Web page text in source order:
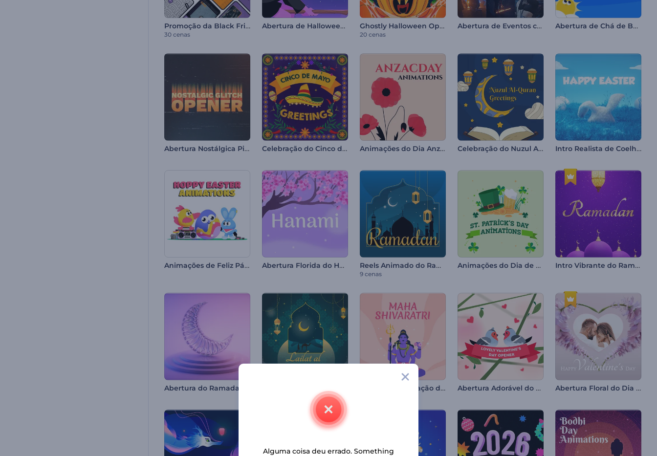
Promoção da Black Friday de Reels
30 cenas
Abertura de Halloween de Bruxa Ghostly Halloween Opener
20 cenas
Abertura de Eventos com Batida Abertura de Chá de Bebê
Abertura Nostálgica Piscando Celebração do Cinco de Mayo Animações do Dia Anzac Celebração do Nuzul Al-Quran Intro Realista de Coelhinho da Páscoa
Animações de Feliz Páscoa Abertura Florida do Hanami Reels Animado do Ramadã
9 cenas
Animações do Dia de São Patrício Intro Vibrante do Ramadã
Vídeo de Celebração do Maha Shivratri Abertura Adorável do Dia dos Namorados Abertura Floral do Dia dos Namorados
Alguma coisa deu errado. Something